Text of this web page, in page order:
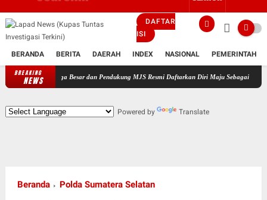
DAFTAR
ISI
BERANDA BERITA DAERAH INDEX NASIONAL PEMERINTAH
BREAKING
NEWS
Besar dan Pendukung MJS Resmi Daftarkan Diri Maju Sebagai Calon Kepala Desa
Powered by Translate
Beranda Polda Sumatera Selatan